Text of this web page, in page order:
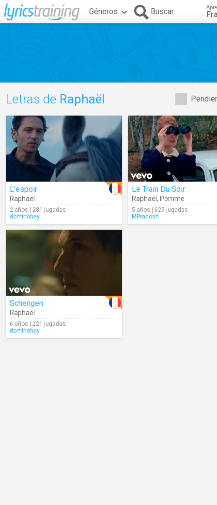
Géneros Buscar
Letras de Raphaël
L’espoir
Raphaël
2 años | 281 jugadas
dominohey
Le Train Du Soir
Raphaël , Pomme
5 años | 629 jugadas
MPradosh
Schengen
Raphaël
6 años | 221 jugadas
dominohey